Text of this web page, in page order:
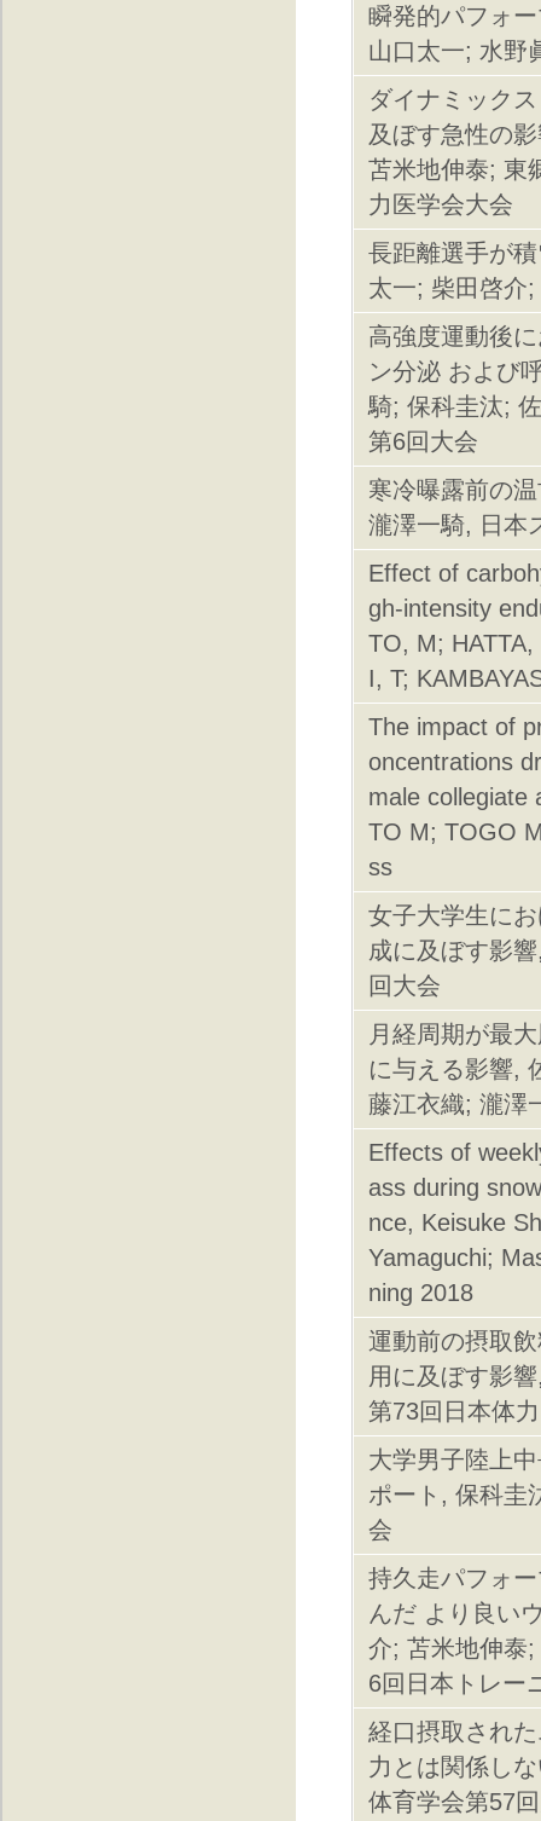
瞬発的パフォ
山口太一; 水野
ダイナミック
及ぼす急性の
苫米地伸泰; 東
力医学会大会
長距離選手が
太一; 柴田啓介
高強度運動後
ン分泌 および
騎; 保科圭汰;
第6回大会
寒冷曝露前の
瀧澤一騎, 日本
Effect of
gh-intensity
TO, M;
I, T;
The impact of
oncentrations
male collegiate
TO M; TOGO
ss
女子大学生に
成に及ぼす影
回大会
月経周期が最
に与える影響,
藤江衣織; 瀧澤
Effects of
ass during
nce, Keisuke
Yamaguchi;
ning 2018
運動前の摂取
用に及ぼす影
第73回日本体
大学男子陸上
ポート, 保科圭
会
持久走パフォ
んだ より良い
介; 苫米地伸泰
6回日本トレー
経口摂取され
力とは関係し
体育学会第57